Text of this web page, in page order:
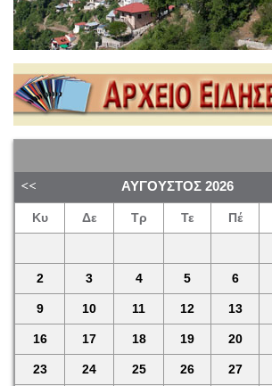
ΑΎΓΟΥΣΤΟΣ 2026
Κυ Δε Τρ Τε Πέ
2 3 4 5 6
9 10 11 12 13
16 17 18 19 20
23 24 25 26 27